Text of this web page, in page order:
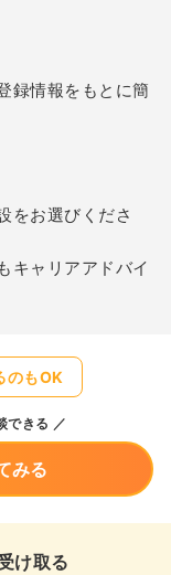
録情報をもとに簡
をお選びくださ
キャリアアドバイ
のもOK
できる
みる
け取る